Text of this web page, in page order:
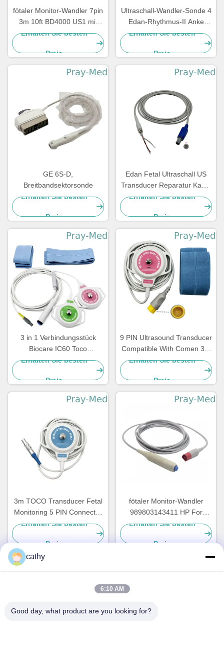
fötaler Monitor-Wandler 7pin
3m 10ft BD4000 US1 mit
Sonde US FHR
Erhalten Sie besten
Preis
Ultraschall-Wandler-Sonde 4
Edan-Rhythmus-II Anke
ASF030 Kerbe Pin einer
Erhalten Sie besten
Preis
GE 6S-D,
Breitbandsektorsonde
Erhalten Sie besten
Preis
Edan Fetal Ultraschall US
Transducer Reparatur Kabel
4pin 40 Grad
Erhalten Sie besten
Preis
3 in 1 Verbindungsstück
Biocare IC60 Toco
Ultrasound Transducer 3m
Erhalten Sie besten
Preis
9 PIN Ultrasound Transducer
Compatible With Comen 3m
10ft Gray Cable
Erhalten Sie besten
Preis
3m TOCO Transducer Fetal
Monitoring 5 PIN Connector
For BD4000XS
Erhalten Sie besten
Preis
fötaler Monitor-Wandler
989803143411 HP For
Avalon FM des
Erhalten Sie besten
Preis
Schnelle Kontaktaufnahme
Anschrift
cathy
6:10 AM
Good day, what product are you looking for?